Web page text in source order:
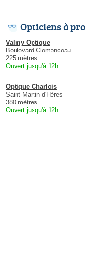
Opticiens à
Valmy Optique
Boulevard Clemenceau
225 mètres
Ouvert jusqu'à 12h
Optique Charlois
Saint-Martin-d'Hères
380 mètres
Ouvert jusqu'à 12h